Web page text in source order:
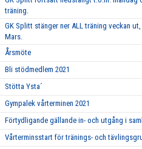
träning.
GK Splitt stänger ner ALL träning veckan
Mars.
Årsmöte
Bli stödmedlem 2021
Stötta Ysta´
Gympalek vårterminen 2021
Förtydligande gällande in- och utgång i
Vårterminsstart för tränings- och